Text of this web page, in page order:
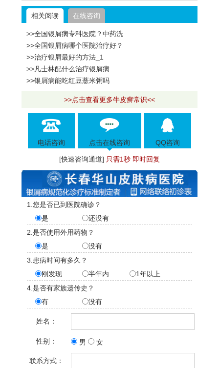
相关阅读 在线咨询
>>全国银屑病专科医院？中药洗
>>全国银屑病哪个医院治疗好？
>>治疗银屑最好的方法_1
>>凡士林配什么治疗银屑病
>>银屑病能吃红豆薏米粥吗
>>点击查看更多牛皮癣常识<<
电话咨询 点击在线咨询 QQ咨询
[快速咨询通道] 只需1秒 即时回复
1.您是否已到医院确诊？
是
还没有
2.是否使用外用药物？
是
没有
3.患病时间有多久？
刚发现
半年内
1年以上
4.是否有家族遗传史？
有
没有
姓名：
性别： 男 女
联系方式：